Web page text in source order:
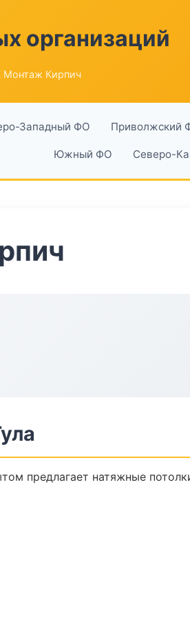
организаций
Монтаж Кирпич
Западный ФО Приволжский
Южный ФО Северо-
предлагает натяжные